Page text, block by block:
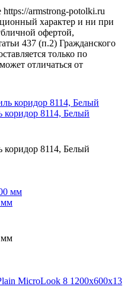
armstrong-potolki.ru
характер и ни при
офертой,
437 (п.2) Гражданского
только по
отличаться от
коридор 8114, Белый
коридор 8114, Белый
мм
мм